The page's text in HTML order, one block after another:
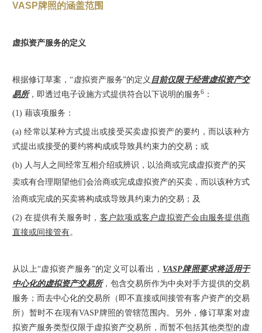
VASP牌照的涵盖范围
虚拟资产服务的定义
根据修订草案，“虚拟资产服务”的定义 目前仅限于经营虚拟资产交
易所，即透过电子设施方式提供符合以下说明的服务6 ：
(1) 藉该项服务：
(a) 经常以某种方式提出或接受买卖虚拟资产的要约，而以该种方
式提出或接受的要约将构成或导致具约束力的交易；或
(b) 人与人之间经常互相介绍或辨识，以洽商或完成虚拟资产的买
卖或有合理期望他们会洽商或完成虚拟资产的买卖，而以该种方式
洽商或完成的买卖将构成或导致具约束力的交易；及
(2) 在提供有关服务时， 客户款项或客户虚拟资产会由服务提供商
直接或间接管有。
从以上“虚拟资产服务”的定义可以看出， VASP牌照要求将适用于
中心化的虚拟资产交易所，包含交易所作为中央对手方提供的交易
服务；而去中心化的交易所（即不直接或间接管有客户资产的交易
所）暂时不在现有VASP牌照的管辖范围内。另外，修订草案对虚
拟资产服务类型仅限于虚拟资产交易所，而暂不包括其他类型的虚